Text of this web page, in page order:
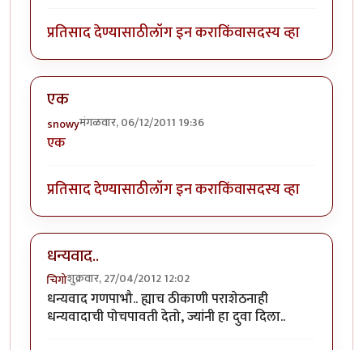
प्रतिसाद देण्यासाठीलॉग इन कराकिंवासदस्य व्हा
एक
snowyमंगळवार, 06/12/2011 19:36
एक
प्रतिसाद देण्यासाठीलॉग इन कराकिंवासदस्य व्हा
धन्यवाद..
चिगोशुक्रवार, 27/04/2012 12:02
धन्यवाद गणपाभौ.. ह्याच ठीकाणी पराशेठनाही
धन्यवादाची पोचपावती देतो, ज्यांनी हा दुवा दिला..